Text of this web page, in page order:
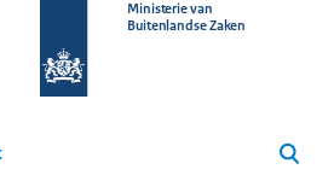
homepage
Ministerie van
Buitenlandse Zaken
Zoeken